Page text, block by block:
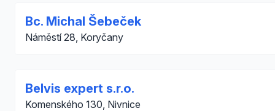
Bc. Michal Šebeček
Náměstí 28, Koryčany
Belvis expert s.r.o.
Komenského 130, Nivnice